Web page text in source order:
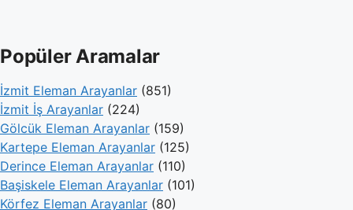
Popüler Aramalar
İzmit Eleman Arayanlar (851)
İzmit İş Arayanlar (224)
Gölcük Eleman Arayanlar (159)
Kartepe Eleman Arayanlar (125)
Derince Eleman Arayanlar (110)
Başiskele Eleman Arayanlar (101)
Körfez Eleman Arayanlar (80)